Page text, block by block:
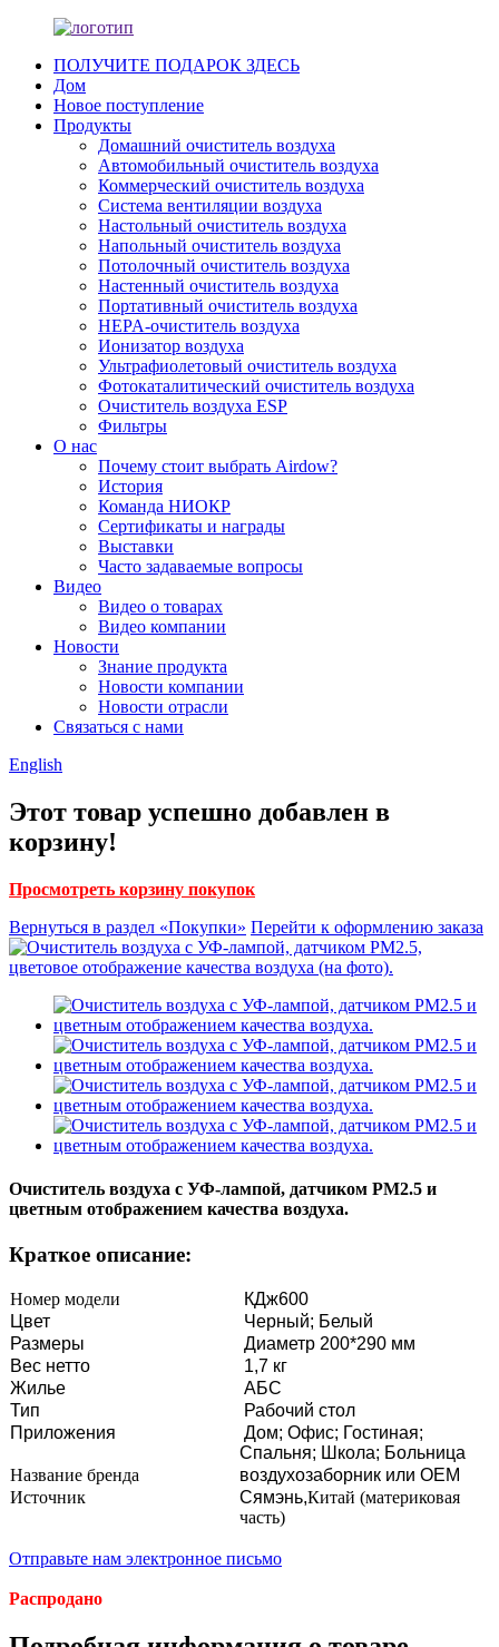
ПОЛУЧИТЕ ПОДАРОК ​​ЗДЕСЬ
Дом
Новое поступление
Продукты
Домашний очиститель воздуха
Автомобильный очиститель воздуха
Коммерческий очиститель воздуха
Система вентиляции воздуха
Настольный очиститель воздуха
Напольный очиститель воздуха
Потолочный очиститель воздуха
Настенный очиститель воздуха
Портативный очиститель воздуха
HEPA-очиститель воздуха
Ионизатор воздуха
Ультрафиолетовый очиститель воздуха
Фотокаталитический очиститель воздуха
Очиститель воздуха ESP
Фильтры
О нас
Почему стоит выбрать Airdow?
История
Команда НИОКР
Сертификаты и награды
Выставки
Часто задаваемые вопросы
Видео
Видео о товарах
Видео компании
Новости
Знание продукта
Новости компании
Новости отрасли
Связаться с нами
English
Этот товар успешно добавлен в
корзину!
Просмотреть корзину покупок
Вернуться в раздел «Покупки» Перейти к оформлению заказа
Очиститель воздуха с УФ-лампой, датчиком PM2.5 и
цветным отображением качества воздуха.
Краткое описание:
Номер модели
КДж600
Цвет
Черный; Белый
Размеры
Диаметр 200*290 мм
Вес нетто
1,7 кг
Жилье
АБС
Тип
Рабочий стол
Приложения
Дом; Офис; Гостиная;
Спальня; Школа; Больница
Название бренда
воздухозаборник или OEM
Источник
Сямэнь,Китай (материковая
часть)
Отправьте нам электронное письмо
Распродано